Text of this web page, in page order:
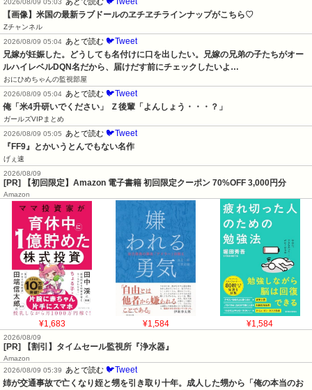
2026/08/09 05:03
【画像】米国の最新ラブドールのヱチヱチラインナップがこちら♡
Zチャンネル
2026/08/09 05:04 あとで読む 🐦Tweet
兄嫁が妊娠した。どうしても名付けに口を出したい。兄嫁の兄弟の子たちがオー
ルハイレベルDQN名だから、届けだす前にチェックしたいよ…
おにひめちゃんの監視部屋
2026/08/09 05:04 あとで読む 🐦Tweet
俺「米4升研いでください」 Ｚ後輩「よんしょう・・・？」
ガールズVIPまとめ
2026/08/09 05:05
あとで読む 🐦Tweet
『FF9』とかいうとんでもない名作
げぇ速
2026/08/09
[PR] 【初回限定】Amazon 電子書籍 初回限定クーポン 70%OFF 3,000円分
Amazon
¥1,683 ¥1,584 ¥1,584
2026/08/09
[PR] 【割引】タイムセール監視所『浄水器』
Amazon
2026/08/09 05:39
あとで読む 🐦Tweet
姉が交通事故で亡くなり姪と甥を引き取り十年。成人した甥から「俺の本当のお